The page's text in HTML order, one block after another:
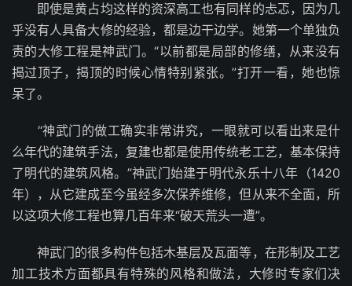
即使是黄占均这样的资深高工也有同样的忐忑，因为几
乎没有人具备大修的经验，都是边干边学。她第一个单独负
责的大修工程是神武门。“以前都是局部的修缮，从来没有
揭过顶子，揭顶的时候心情特别紧张。”打开一看，她也惊
呆了。
“神武门的做工确实非常讲究，一眼就可以看出来是什
么年代的建筑手法，复建也都是使用传统老工艺，基本保持
了明代的建筑风格。”神武门始建于明代永乐十八年（1420
年），从它建成至今虽经多次保养维修，但从来不全面，所
以这项大修工程也算几百年来“破天荒头一遭”。
神武门的很多构件包括木基层及瓦面等，在形制及工艺
加工技术方面都具有特殊的风格和做法，大修时专家们决